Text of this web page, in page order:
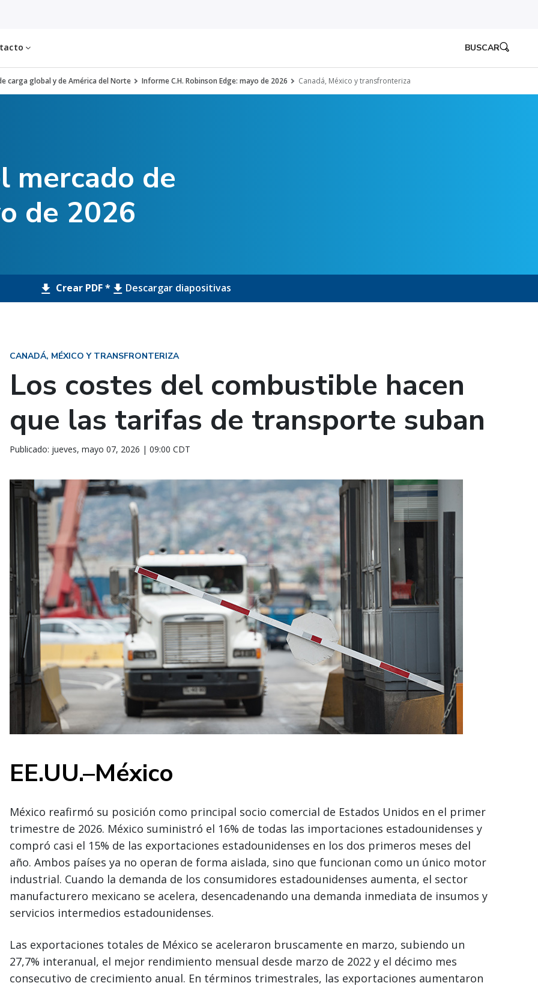
BUSCAR
carga global y de América del Norte Informe C.H. Robinson Edge: mayo de 2026 Canadá, México y transfronteriza
mercado de
de 2026
Crear PDF * Descargar diapositivas
CANADÁ, MÉXICO Y TRANSFRONTERIZA
Los costes del combustible hacen
que las tarifas de transporte suban
Publicado: jueves, mayo 07, 2026 | 09:00 CDT
EE.UU.–México
México reafirmó su posición como principal socio comercial de Estados Unidos en el primer
trimestre de 2026. México suministró el 16% de todas las importaciones estadounidenses y
compró casi el 15% de las exportaciones estadounidenses en los dos primeros meses del
año. Ambos países ya no operan de forma aislada, sino que funcionan como un único motor
industrial. Cuando la demanda de los consumidores estadounidenses aumenta, el sector
manufacturero mexicano se acelera, desencadenando una demanda inmediata de insumos y
servicios intermedios estadounidenses.
Las exportaciones totales de México se aceleraron bruscamente en marzo, subiendo un
27,7% interanual, el mejor rendimiento mensual desde marzo de 2022 y el décimo mes
consecutivo de crecimiento anual. En términos trimestrales, las exportaciones aumentaron